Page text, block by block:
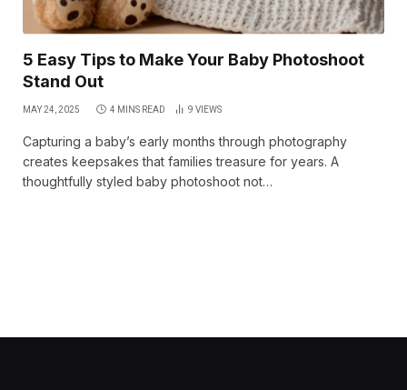
5 Easy Tips to Make Your Baby Photoshoot
Stand Out
MAY 24, 2025 4 MINS READ 9 VIEWS
Capturing a baby’s early months through photography
creates keepsakes that families treasure for years. A
thoughtfully styled baby photoshoot not…